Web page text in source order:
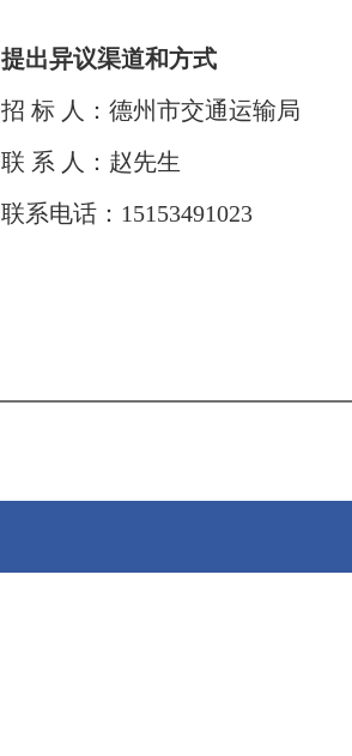
提出异议渠道和方式
招 标 人：德州市交通运输局
联 系 人：赵先生
联系电话：15153491023